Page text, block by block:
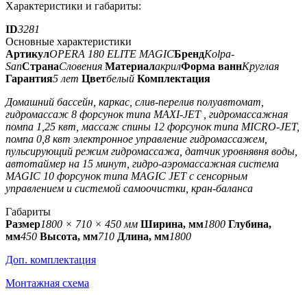
Характеристики и габариты:
ID3281
Основные характеристики
АртикулOPERA 180 ELITE MAGICБрендKolpa-
SanСтранаСловения МатериалакрилФорма ваннКруглая
Гарантия5 лет Цветбелый Комплектация
Домашний бассейн, каркас, слив-перелив полуавтомат,
гидромассаж 8 форсунок типа MAXI-JET , гидромассажная
помпа 1,25 квт, массаж спины 12 форсунок типа MICRO-JET,
помпа 0,8 квт электронное управление гидромассажем,
пульсирующий режим гидромассажа, датчик уровнявня воды,
автотаймер на 15 минут, гидро-аэромассажная система
MAGIC 10 форсунок типа MAGIC JET с сенсорным
управлением и системой самоочистки, кран-баланса
Габариты
Размер1800 × 710 × 450 мм Ширина, мм1800 Глубина,
мм450 Высота, мм710 Длина, мм1800
Доп. комплектация
Монтажная схема